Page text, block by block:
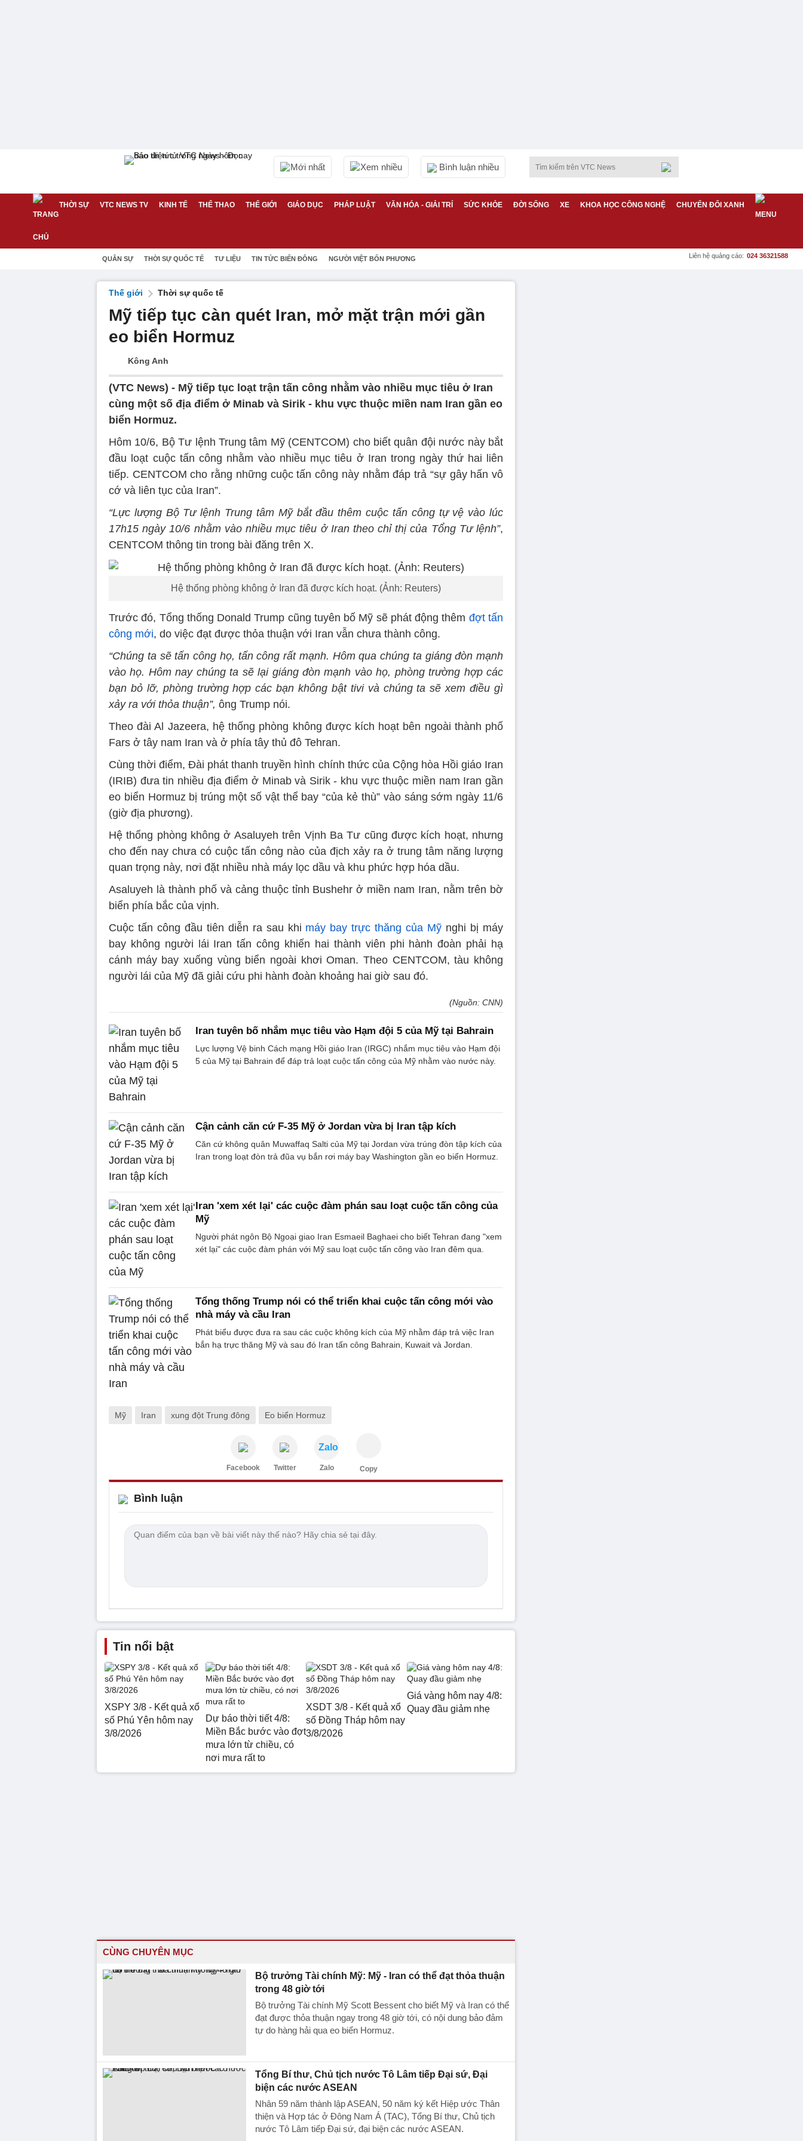
Mới nhất Xem nhiều Bình luận nhiều
THỜI SỰ VTC NEWS TV KINH TẾ THỂ THAO THẾ GIỚI GIÁO DỤC PHÁP LUẬT VĂN HÓA - GIẢI TRÍ SỨC KHỎE ĐỜI SỐNG XE KHOA HỌC CÔNG NGHỆ CHUYỂN ĐỔI XANH
QUÂN SỰ THỜI SỰ QUỐC TẾ TƯ LIỆU TIN TỨC BIỂN ĐÔNG NGƯỜI VIỆT BỐN PHƯƠNG Liên hệ quảng cáo: 024 36321588
Thế giới Thời sự quốc tế
Mỹ tiếp tục càn quét Iran, mở mặt trận mới gần
eo biển Hormuz
Kông Anh
(VTC News) - Mỹ tiếp tục loạt trận tấn công nhằm vào nhiều mục tiêu ở Iran
cùng một số địa điểm ở Minab và Sirik - khu vực thuộc miền nam Iran gần eo
biển Hormuz.
Hôm 10/6, Bộ Tư lệnh Trung tâm Mỹ (CENTCOM) cho biết quân đội nước này bắt
đầu loạt cuộc tấn công nhằm vào nhiều mục tiêu ở Iran trong ngày thứ hai liên
tiếp. CENTCOM cho rằng những cuộc tấn công này nhằm đáp trả “sự gây hấn vô
cớ và liên tục của Iran”.
“Lực lượng Bộ Tư lệnh Trung tâm Mỹ bắt đầu thêm cuộc tấn công tự vệ vào lúc
17h15 ngày 10/6 nhằm vào nhiều mục tiêu ở Iran theo chỉ thị của Tổng Tư lệnh”,
CENTCOM thông tin trong bài đăng trên X.
Hệ thống phòng không ở Iran đã được kích hoạt. (Ảnh: Reuters)
Trước đó, Tổng thống Donald Trump cũng tuyên bố Mỹ sẽ phát động thêm đợt tấn
công mới, do việc đạt được thỏa thuận với Iran vẫn chưa thành công.
“Chúng ta sẽ tấn công họ, tấn công rất mạnh. Hôm qua chúng ta giáng đòn mạnh
vào họ. Hôm nay chúng ta sẽ lại giáng đòn mạnh vào họ, phòng trường hợp các
bạn bỏ lỡ, phòng trường hợp các bạn không bật tivi và chúng ta sẽ xem điều gì
xảy ra với thỏa thuận”, ông Trump nói.
Theo đài Al Jazeera, hệ thống phòng không được kích hoạt bên ngoài thành phố
Fars ở tây nam Iran và ở phía tây thủ đô Tehran.
Cùng thời điểm, Đài phát thanh truyền hình chính thức của Cộng hòa Hồi giáo Iran
(IRIB) đưa tin nhiều địa điểm ở Minab và Sirik - khu vực thuộc miền nam Iran gần
eo biển Hormuz bị trúng một số vật thể bay “của kẻ thù” vào sáng sớm ngày 11/6
(giờ địa phương).
Hệ thống phòng không ở Asaluyeh trên Vịnh Ba Tư cũng được kích hoạt, nhưng
cho đến nay chưa có cuộc tấn công nào của địch xảy ra ở trung tâm năng lượng
quan trọng này, nơi đặt nhiều nhà máy lọc dầu và khu phức hợp hóa dầu.
Asaluyeh là thành phố và cảng thuộc tỉnh Bushehr ở miền nam Iran, nằm trên bờ
biển phía bắc của vịnh.
Cuộc tấn công đầu tiên diễn ra sau khi máy bay trực thăng của Mỹ nghi bị máy
bay không người lái Iran tấn công khiến hai thành viên phi hành đoàn phải hạ
cánh máy bay xuống vùng biển ngoài khơi Oman. Theo CENTCOM, tàu không
người lái của Mỹ đã giải cứu phi hành đoàn khoảng hai giờ sau đó.
(Nguồn: CNN)
Iran tuyên bố nhắm mục tiêu vào Hạm đội 5 của Mỹ tại Bahrain
Lực lượng Vệ binh Cách mạng Hồi giáo Iran (IRGC) nhắm mục tiêu vào Hạm đội
5 của Mỹ tại Bahrain để đáp trả loạt cuộc tấn công của Mỹ nhằm vào nước này.
Cận cảnh căn cứ F-35 Mỹ ở Jordan vừa bị Iran tập kích
Căn cứ không quân Muwaffaq Salti của Mỹ tại Jordan vừa trúng đòn tập kích của
Iran trong loạt đòn trả đũa vụ bắn rơi máy bay Washington gần eo biển Hormuz.
Iran 'xem xét lại' các cuộc đàm phán sau loạt cuộc tấn công của
Mỹ
Người phát ngôn Bộ Ngoại giao Iran Esmaeil Baghaei cho biết Tehran đang "xem
xét lại" các cuộc đàm phán với Mỹ sau loạt cuộc tấn công vào Iran đêm qua.
Tổng thống Trump nói có thể triển khai cuộc tấn công mới vào
nhà máy và cầu Iran
Phát biểu được đưa ra sau các cuộc không kích của Mỹ nhằm đáp trả việc Iran
bắn hạ trực thăng Mỹ và sau đó Iran tấn công Bahrain, Kuwait và Jordan.
Mỹ Iran xung đột Trung đông Eo biển Hormuz
Facebook Twitter
Zalo
Zalo Copy
Bình luận
Tin nổi bật
XSPY 3/8 - Kết quả xổ
số Phú Yên hôm nay
3/8/2026
Dự báo thời tiết 4/8:
Miền Bắc bước vào đợt
mưa lớn từ chiều, có
nơi mưa rất to
XSDT 3/8 - Kết quả xổ
số Đồng Tháp hôm nay
3/8/2026
Giá vàng hôm nay 4/8:
Quay đầu giảm nhẹ
CÙNG CHUYÊN MỤC
Bộ trưởng Tài chính Mỹ: Mỹ - Iran có thể đạt thỏa thuận
trong 48 giờ tới
Bộ trưởng Tài chính Mỹ Scott Bessent cho biết Mỹ và Iran có thể
đạt được thỏa thuận ngay trong 48 giờ tới, có nội dung bảo đảm
tự do hàng hải qua eo biển Hormuz.
Tổng Bí thư, Chủ tịch nước Tô Lâm tiếp Đại sứ, Đại
biện các nước ASEAN
Nhân 59 năm thành lập ASEAN, 50 năm ký kết Hiệp ước Thân
thiện và Hợp tác ở Đông Nam Á (TAC), Tổng Bí thư, Chủ tịch
nước Tô Lâm tiếp Đại sứ, đại biện các nước ASEAN.